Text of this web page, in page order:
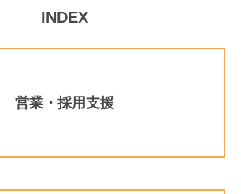
INDEX
営業・採用支援